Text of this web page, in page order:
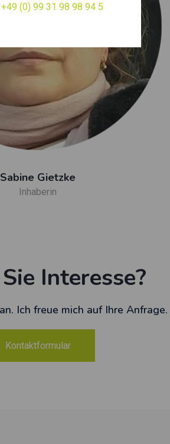
Sabine Gietzke
Inhaberin
Interesse?
Ich freue mich auf Ihre Anfrage.
Kontaktformular
+49 (0) 99 31 98 98 94 5